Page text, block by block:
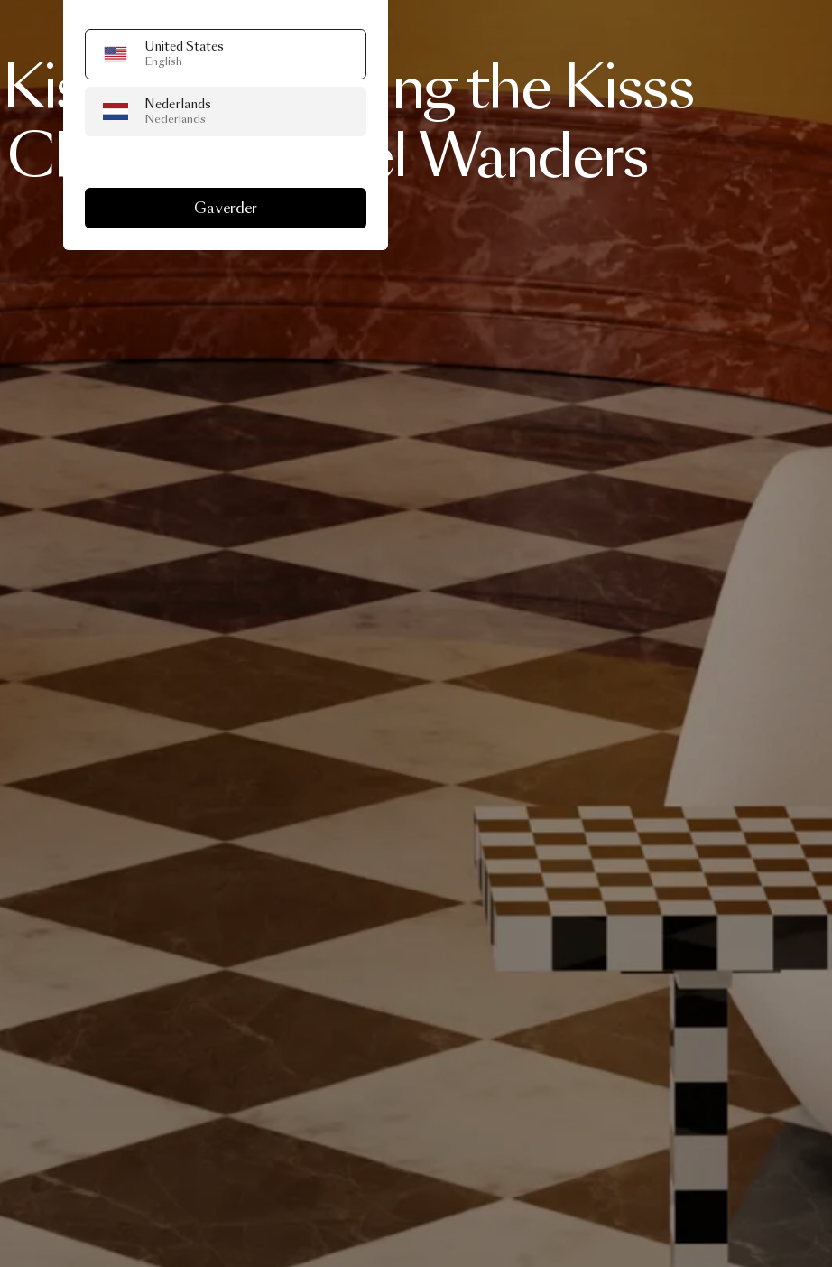
6 FEBRUARY, 2024
Kisss:IntroducingtheKisss
Chair MarcelWanders
United States
English
Nederlands
Nederlands
Ga verder